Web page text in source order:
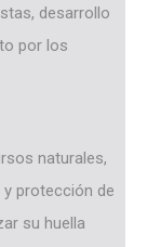
desarrollo
por los
naturales,
protección de
su huella